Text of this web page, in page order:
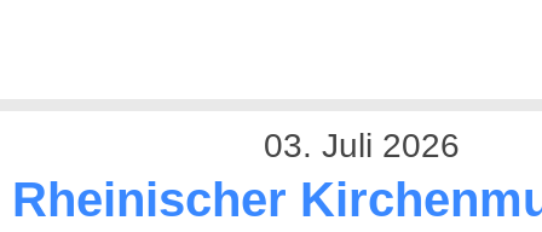
03. Juli 2026
Rheinischer